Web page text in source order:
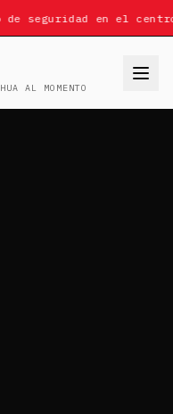
de seguridad en el
AL MOMENTO